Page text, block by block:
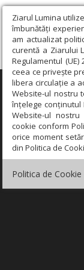
Ziarul Lumina
îmbunătăți
am actualizat
curentă a Ziarului
Regulamentul
ceea ce privește
libera circulație a
Website-ul nostru
înțelege conținutul
Website-ul
cookie conform
orice moment
din Politica de
Politica de Cookie